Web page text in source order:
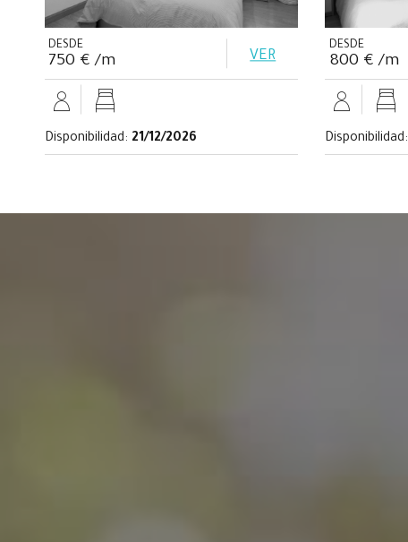
DESDE
750 € /m VER
Disponibilidad: 21/12/2026
DESDE
800 € /m
Disponibilidad: